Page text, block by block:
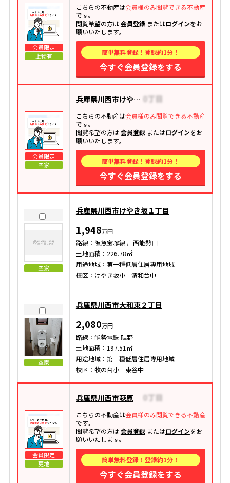
会員限定
上物有
こちらの不動産は会員様のみ閲覧できる不動産
です。
閲覧希望の方は会員登録またはログインをお
願いいたします。
簡単無料登録！登録約1分！
今すぐ会員登録をする
会員限定
空家
兵庫県川西市けやき坂
こちらの不動産は会員様のみ閲覧できる不動産
です。
閲覧希望の方は会員登録またはログインをお
願いいたします。
簡単無料登録！登録約1分！
今すぐ会員登録をする
空家
兵庫県川西市けやき坂１丁目
1,948万円
路線：阪急宝塚線 川西能勢口
土地面積：226.78㎡
用途地域：第一種低層住居専用地域
校区：けやき坂小 清和台中
空家
兵庫県川西市大和東２丁目
2,080万円
路線：能勢電鉄 畦野
土地面積：197.51㎡
用途地域：第一種低層住居専用地域
校区：牧の台小 東谷中
会員限定
更地
兵庫県川西市萩原
こちらの不動産は会員様のみ閲覧できる不動産
です。
閲覧希望の方は会員登録またはログインをお
願いいたします。
簡単無料登録！登録約1分！
今すぐ会員登録をする